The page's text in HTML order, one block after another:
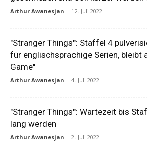
Arthur Awanesjan - 12. Juli 2022
"Stranger Things": Staffel 4
für englischsprachige Serien, bleibt
Game"
Arthur Awanesjan - 4. Juli 2022
"Stranger Things": Wartezeit bis
lang werden
Arthur Awanesjan - 2. Juli 2022